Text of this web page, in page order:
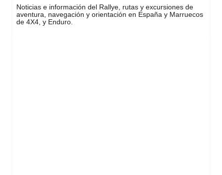
Noticias e información del Rallye, rutas y excursiones de
aventura, navegación y orientación en España y Marruecos
de 4X4, y Enduro.